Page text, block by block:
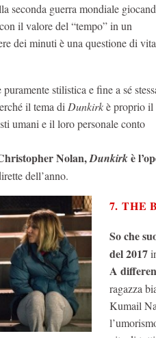
seconda guerra mondiale
il valore del “tempo” in un
dei minuti è una questione di vita
stilistica e fine a sé
il tema di Dunkirkè proprio il
umani e il loro personale conto
Nolan,Dunkirkè
dell’anno.
7. THE
So che
del 2017
A
ragazza
Kumail